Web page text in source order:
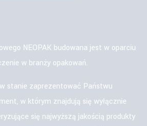
NEOPAK budowana jest w oparciu
w branży opakowań.
stanie zaprezentować Państwu
w którym znajdują się wyłącznie
się najwyższą jakością produkty